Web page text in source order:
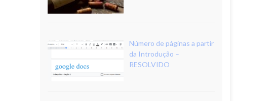
Número de páginas a partir
da Introdução –
RESOLVIDO